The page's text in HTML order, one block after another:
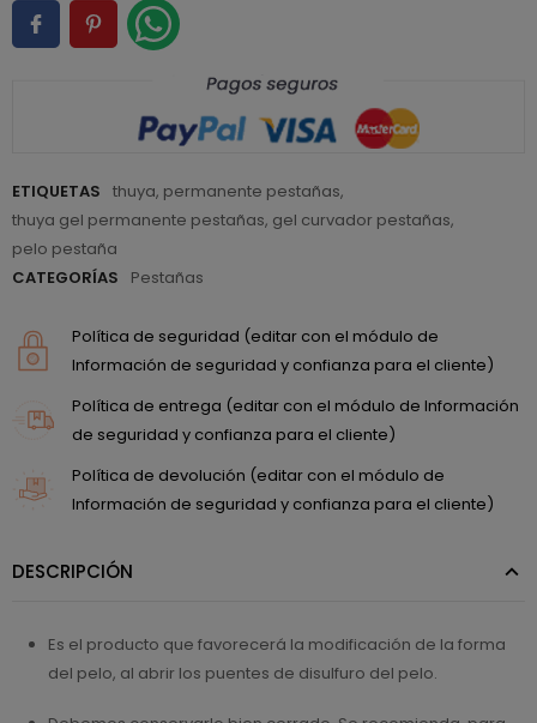
ETIQUETAS thuya, permanente pestañas,
thuya gel permanente pestañas, gel curvador pestañas,
pelo pestaña
CATEGORÍAS
Pestañas
Política de seguridad (editar con el módulo de
Información de seguridad y confianza para el cliente)
Política de entrega (editar con el módulo de Información
de seguridad y confianza para el cliente)
Política de devolución (editar con el módulo de
Información de seguridad y confianza para el cliente)
DESCRIPCIÓN
Es el producto que favorecerá la modificación de la forma
del pelo, al abrir los puentes de disulfuro del pelo.